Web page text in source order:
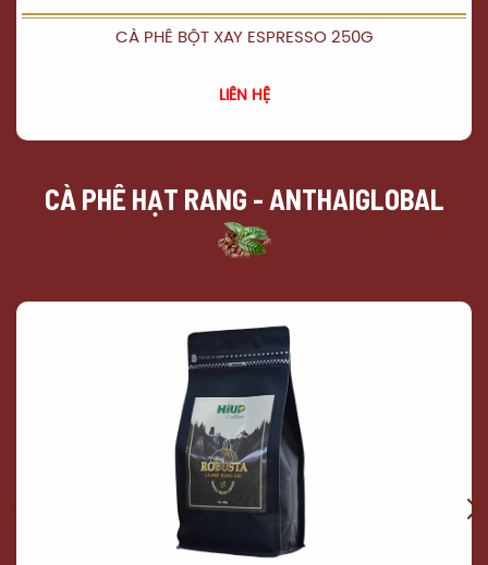
CÀ PHÊ BỘT XAY ESPRESSO 250G
LIÊN HỆ
CÀ PHÊ HẠT RANG - ANTHAIGLOBAL